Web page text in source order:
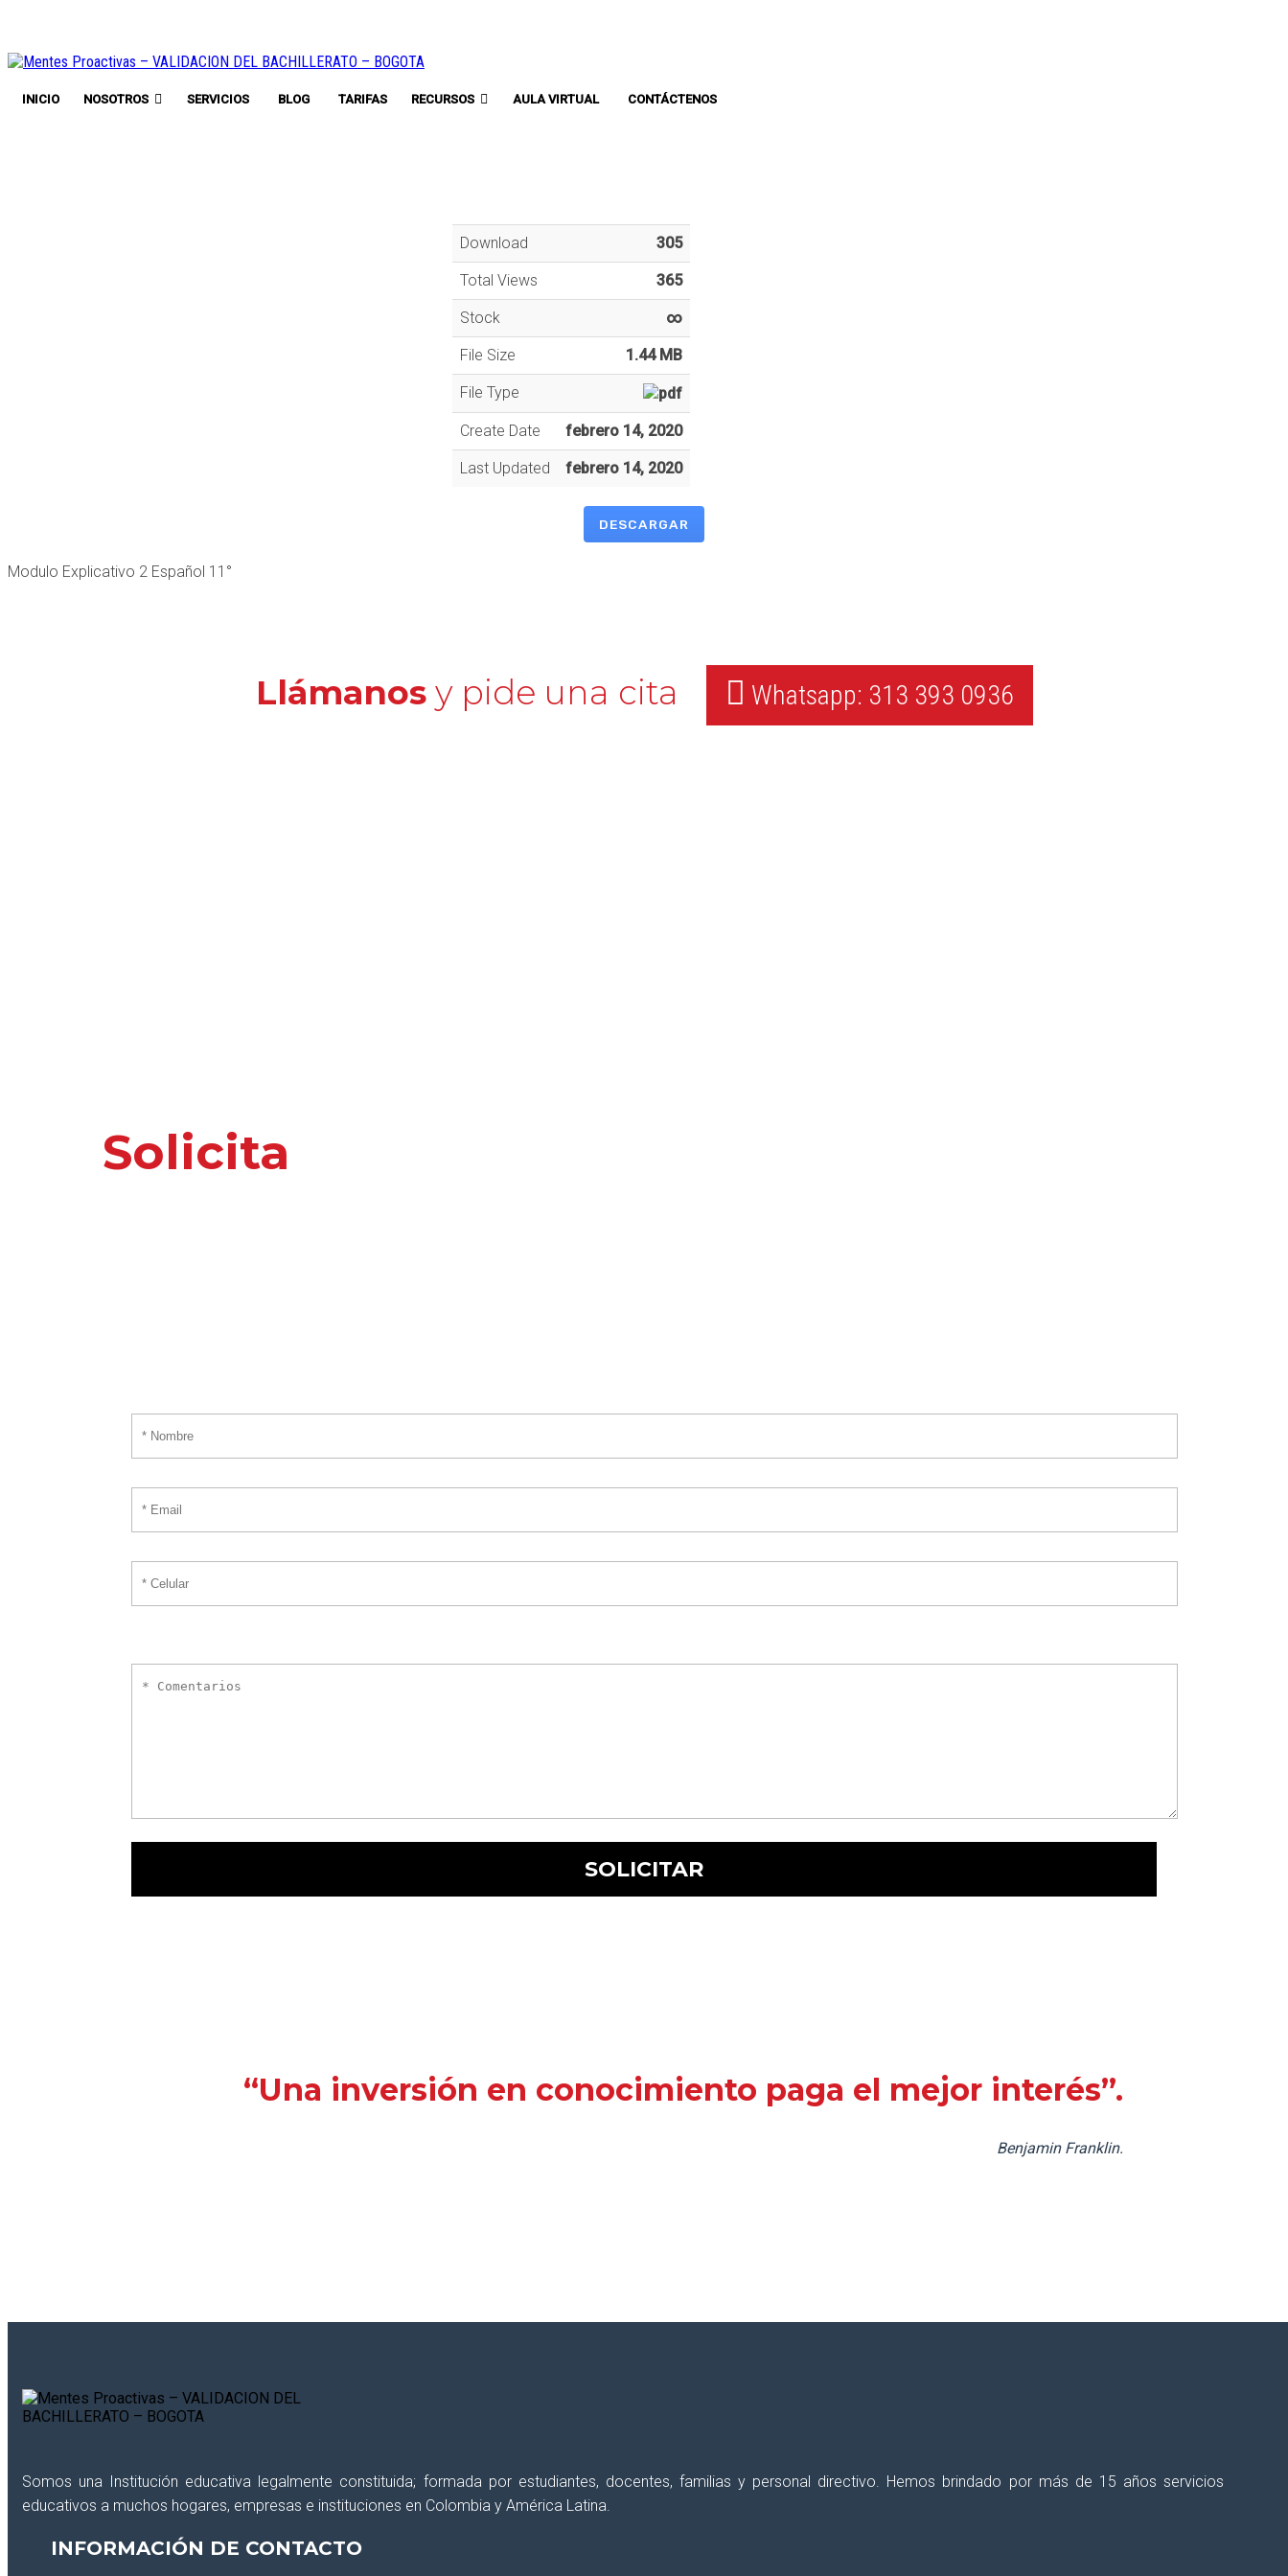
INICIO NOSOTROS SERVICIOS BLOG TARIFAS RECURSOS AULA VIRTUAL CONTÁCTENOS
Download 305
Total Views 365
Stock ∞
File Size 1.44 MB
File Type
Create Date febrero 14, 2020
Last Updated febrero 14, 2020
DESCARGAR
Modulo Explicativo 2 Español 11°
Llámanosy pide una cita Whatsapp: 313 393 0936
Solicita
“Una inversión en conocimiento paga el mejor interés”.
Benjamin Franklin.
Somos una Institución educativa legalmente constituida; formada por estudiantes, docentes, familias y personal directivo. Hemos brindado por más de 15 años servicios
educativos a muchos hogares, empresas e instituciones en Colombia y América Latina.
INFORMACIÓN DE CONTACTO